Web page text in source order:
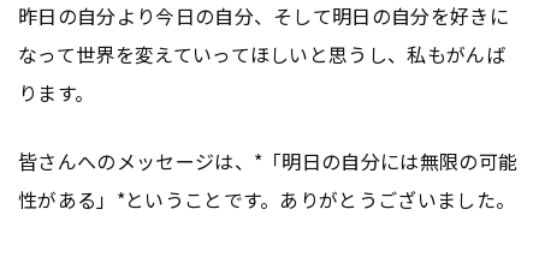
昨日の自分より今日の自分、そして明日の自分を好きに
なって世界を変えていってほしいと思うし、私もがんば
ります。
皆さんへのメッセージは、*「明日の自分には無限の可能
性がある」*ということです。ありがとうございました。